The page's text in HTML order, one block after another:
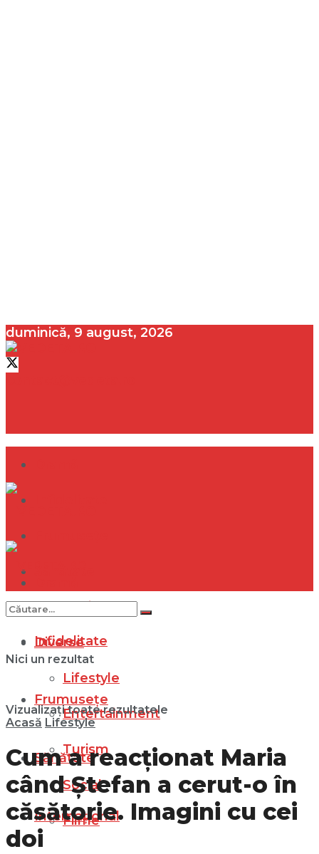
duminică, 9 august, 2026
Internațional
Diverse
Lifestyle
Entertainment
Turism
Social
Filme
Infidelitate
Frumusețe
Sănătate
Internațional
Nici un rezultat
Vizualizați toate rezultatele
Acasă Lifestyle
Cum a reacționat Maria
când Ștefan a cerut-o în
căsătorie. Imagini cu cei
doi